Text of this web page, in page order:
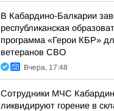
В Кабардино-Балкарии
республиканская
программа «Герои КБР»
ветеранов СВО
Вчера, 17:48
Сотрудники МЧС
ликвидируют горение в